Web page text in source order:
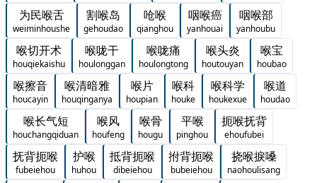
为民喉舌
weiminhoushe
割喉岛
gehoudao
呛喉
qianghou
咽喉癌
yanhouai
咽喉部
yanhoubu
喉切开术
houqiekaishu
喉咙干
houlonggan
喉咙痛
houlongtong
喉头炎
houtouyan
喉宝
houbao
喉擦音
houcayin
喉清暗雅
houqinganya
喉片
houpian
喉科
houke
喉科学
houkexue
喉道
houdao
喉长气短
houchangqiduan
喉风
houfeng
喉骨
hougu
平喉
pinghou
扼喉抚背
ehoufubei
抚背扼喉
fubeiehou
护喉
huhou
抵背扼喉
dibeiehou
拊背扼喉
bubeiehou
挠喉捩嗓
naohoulisang